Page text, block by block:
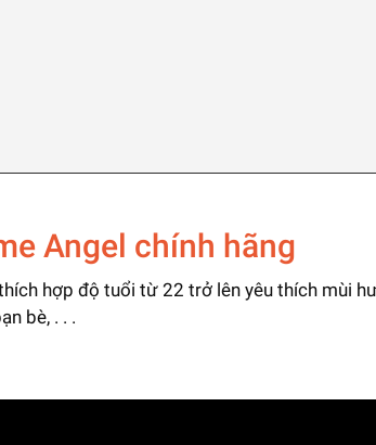
Angel chính hãng
hợp độ tuổi từ 22 trở lên yêu thích mùi
bè, . . .